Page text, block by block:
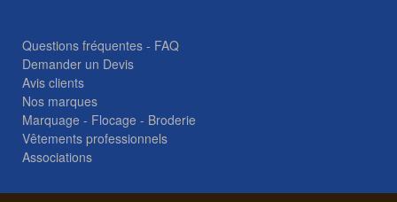
Questions fréquentes - FAQ
Demander un Devis
Avis clients
Nos marques
Marquage - Flocage - Broderie
Vêtements professionnels
Associations